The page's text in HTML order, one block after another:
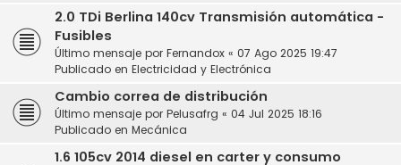
2.0 TDi Berlina 140cv Transmisión automática -
Fusibles
Último mensaje por Fernandox « 07 Ago 2025 19:47
Publicado en Electricidad y Electrónica
Cambio correa de distribución
Último mensaje por Pelusafrg « 04 Jul 2025 18:16
Publicado en Mecánica
1.6 105cv 2014 diesel en carter y consumo